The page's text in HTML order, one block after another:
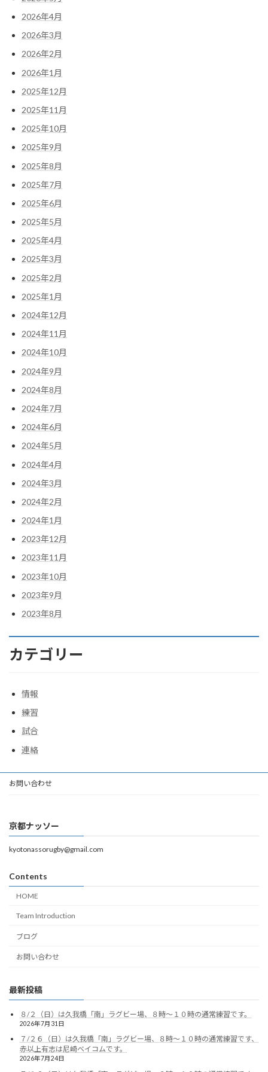
2026年4月
2026年3月
2026年2月
2026年1月
2025年12月
2025年11月
2025年10月
2025年9月
2025年8月
2025年7月
2025年6月
2025年5月
2025年4月
2025年3月
2025年2月
2025年1月
2024年12月
2024年11月
2024年10月
2024年9月
2024年8月
2024年7月
2024年6月
2024年5月
2024年4月
2024年3月
2024年2月
2024年1月
2023年12月
2023年11月
2023年10月
2023年9月
2023年8月
カテゴリー
情報
練習
試合
連絡
お問い合わせ
京都ナッソー
kyotonassorugby@gmail.com
Contents
HOME
Team Introduction
ブログ
お問い合わせ
最新投稿
８/２（日）は久我橋「南」ラグビー場、８時～１０時の通常練習です。
2026年7月31日
７/２６（日）は久我橋「南」ラグビー場、８時～１０時の通常練習です、
赤以上有志は尼崎ベイコムです。
2026年7月24日